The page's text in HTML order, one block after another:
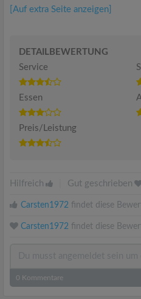
[Auf extra Seite anzeigen]
DETAILBEWERTUNG
Service
Essen
Preis/Leistung
Hilfreich Gut geschrieben
Carsten1972 findet diese
Carsten1972 findet diese
0 Kommentare